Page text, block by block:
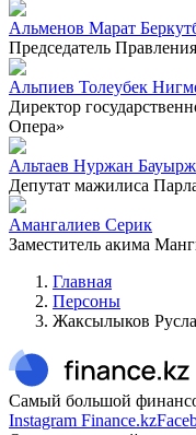
Альменов Марат
Председатель
Альпиев Толеубек
Директор
Опера»
Альтаев Нуржан
Депутат мажилиса
Амангалиев Серик
Заместитель акима
Главная
Персоны
Жаксылыков
Самый большой
Instagram Finance.kz